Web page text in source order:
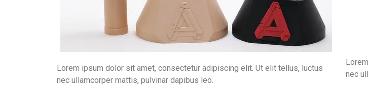
Lorem ipsum dolor sit amet, consectetur adipiscing elit. Ut elit tellus, luctus
nec ullamcorper mattis, pulvinar dapibus leo.
nec